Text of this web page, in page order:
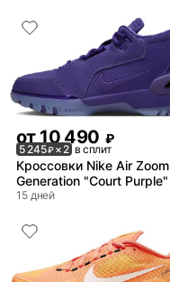
от10 490 ₽
5 245₽× 2 в сплит
Кроссовки Nike Air Zoom
Generation "Court Purple"
15 дней